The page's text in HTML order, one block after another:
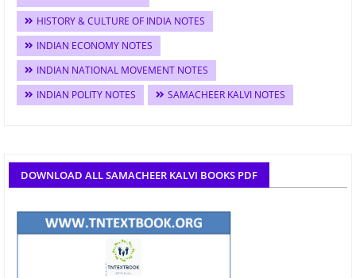
HISTORY & CULTURE OF INDIA NOTES
INDIAN ECONOMY NOTES
INDIAN NATIONAL MOVEMENT NOTES
INDIAN POLITY NOTES
SAMACHEER KALVI NOTES
DOWNLOAD ALL SAMACHEER KALVI BOOKS PDF